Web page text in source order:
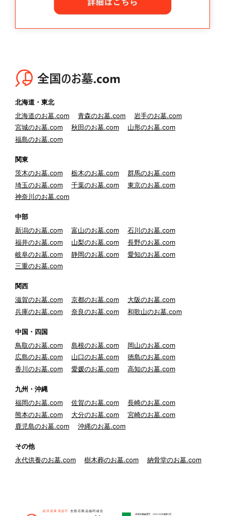
北海道・東北
北海道のお墓.com
青森のお墓.com
岩手のお墓.com
宮城のお墓.com
秋田のお墓.com
山形のお墓.com
福島のお墓.com
関東
茨木のお墓.com
栃木のお墓.com
群馬のお墓.com
埼玉のお墓.com
千葉のお墓.com
東京のお墓.com
神奈川のお墓.com
中部
新潟のお墓.com
富山のお墓.com
石川のお墓.com
福井のお墓.com
山梨のお墓.com
長野のお墓.com
岐阜のお墓.com
静岡のお墓.com
愛知のお墓.com
三重のお墓.com
関西
滋賀のお墓.com
京都のお墓.com
大阪のお墓.com
兵庫のお墓.com
奈良のお墓.com 和歌山のお墓.com
中国・四国
鳥取のお墓.com
島根のお墓.com
岡山のお墓.com
広島のお墓.com
山口のお墓.com
徳島のお墓.com
香川のお墓.com
愛媛のお墓.com 高知のお墓.com
九州・沖縄
福岡のお墓.com
佐賀のお墓.com
長崎のお墓.com
熊本のお墓.com
大分のお墓.com
宮崎のお墓.com
鹿児島のお墓.com
沖縄のお墓.com
その他
永代供養のお墓.com
樹木葬のお墓.com 納骨堂のお墓.com